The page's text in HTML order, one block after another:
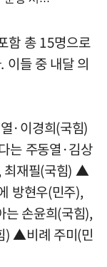
함 총 15명으로
이들 중 내달 의
·이경희(국힘)
는 주동열·김상
최재필(국힘) ▲
방현우(민주),
손윤희(국힘),
) ▲비례 주미(민